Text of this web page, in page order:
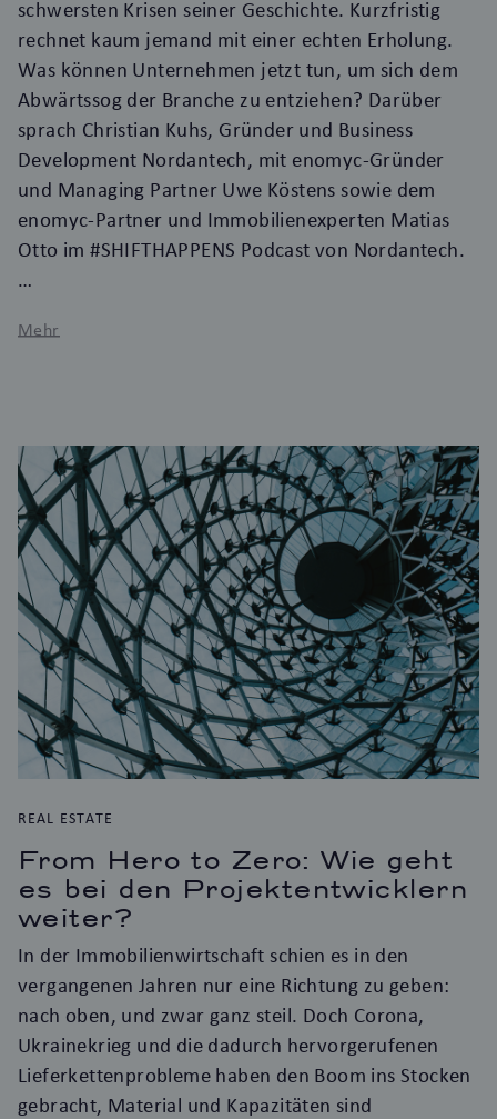
schwersten Krisen seiner Geschichte. Kurzfristig
rechnet kaum jemand mit einer echten Erholung.
Was können Unternehmen jetzt tun, um sich dem
Abwärtssog der Branche zu entziehen? Darüber
sprach Christian Kuhs, Gründer und Business
Development Nordantech, mit enomyc-Gründer
und Managing Partner Uwe Köstens sowie dem
enomyc-Partner und Immobilienexperten Matias
Otto im #SHIFTHAPPENS Podcast von Nordantech.
Mehr
REAL ESTATE
From Hero to Zero: Wie geht
es bei den Projektentwicklern
weiter?
In der Immobilienwirtschaft schien es in den
vergangenen Jahren nur eine Richtung zu geben:
nach oben, und zwar ganz steil. Doch Corona,
Ukrainekrieg und die dadurch hervorgerufenen
Lieferkettenprobleme haben den Boom ins Stocken
gebracht, Material und Kapazitäten sind